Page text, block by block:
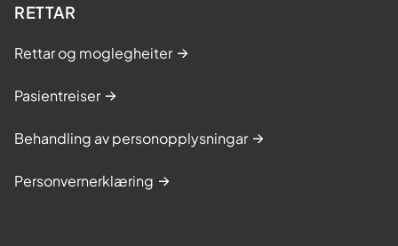
RETTAR
Rettar og moglegheiter
Pasientreiser
Behandling av personopplysningar
Personvernerklæring